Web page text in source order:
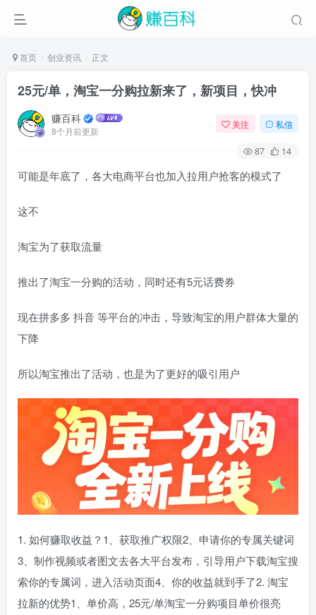
首页 创业资讯 正文
25元/单，淘宝一分购拉新来了，新项目，快冲
赚百科
8个月前更新
关注 私信
87 14
可能是年底了，各大电商平台也加入拉用户抢客的模式了
这不
淘宝为了获取流量
推出了淘宝一分购的活动，同时还有5元话费券
现在拼多多 抖音 等平台的冲击，导致淘宝的用户群体大量的
下降
所以淘宝推出了活动，也是为了更好的吸引用户
1. 如何赚取收益？1、获取推广权限2、申请你的专属关键词
3、制作视频或者图文去各大平台发布，引导用户下载淘宝搜
索你的专属词，进入活动页面4、你的收益就到手了2. 淘宝
拉新的优势1、单价高，25元/单淘宝一分购项目单价很亮